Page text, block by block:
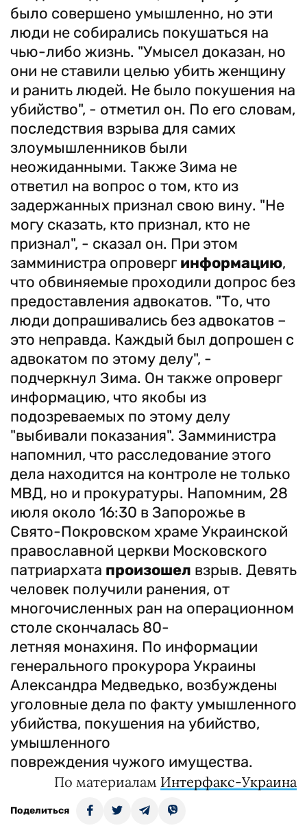
было совершено умышленно, но эти
люди не собирались покушаться на
чью-либо жизнь. "Умысел доказан, но
они не ставили целью убить женщину
и ранить людей. Не было покушения на
убийство", - отметил он. По его словам,
последствия взрыва для самих
злоумышленников были
неожиданными. Также Зима не
ответил на вопрос о том, кто из
задержанных признал свою вину. "Не
могу сказать, кто признал, кто не
признал", - сказал он. При этом
замминистра опровергинформацию,
что обвиняемые проходили допрос без
предоставления адвокатов. "То, что
люди допрашивались без адвокатов –
это неправда. Каждый был допрошен с
адвокатом по этому делу", -
подчеркнул Зима. Он также опроверг
информацию, что якобы из
подозреваемых по этому делу
"выбивали показания". Замминистра
напомнил, что расследование этого
дела находится на контроле не только
МВД, но и прокуратуры. Напомним, 28
июля около 16:30 в Запорожье в
Свято-Покровском храме Украинской
православной церкви Московского
патриархата произошел взрыв. Девять
человек получили ранения, от
многочисленных ран на операционном
столе скончалась 80-
летняя монахиня. По информации
генерального прокурора Украины
Александра Медведько, возбуждены
уголовные дела по факту умышленного
убийства, покушения на убийство,
умышленного
повреждения чужого имущества.
По материалам Интерфакс-Украина
Поделиться